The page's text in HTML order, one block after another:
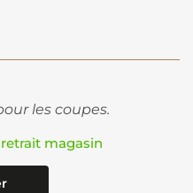
les coupes.
magasin